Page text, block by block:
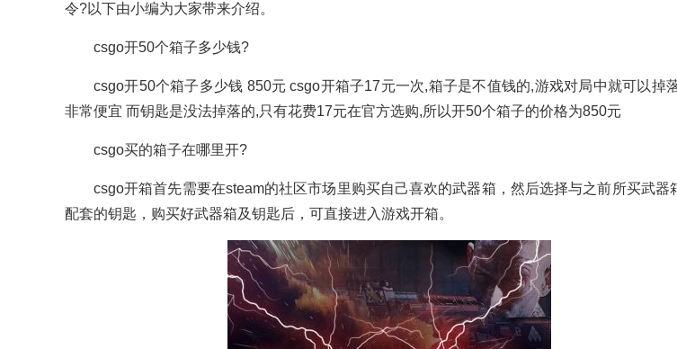
令?以下由小编为大家带来介绍。
csgo开50个箱子多少钱?
csgo开50个箱子多少钱 850元 csgo开箱子17元一次,箱子是不值钱的,游戏对局中就可以掉
非常便宜 而钥匙是没法掉落的,只有花费17元在官方选购,所以开50个箱子的价格为850元
csgo买的箱子在哪里开?
csgo开箱首先需要在steam的社区市场里购买自己喜欢的武器箱，然后选择与之前所买武器
配套的钥匙，购买好武器箱及钥匙后，可直接进入游戏开箱。